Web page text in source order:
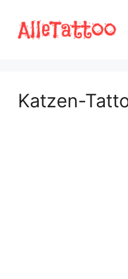
Inhalt
springen
Katzen-